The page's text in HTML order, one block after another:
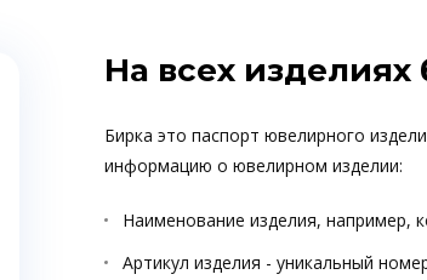
На всех
Бирка это паспорт ювелирного
информацию о ювелирном изделии:
Наименование изделия, например,
Артикул изделия - уникальный